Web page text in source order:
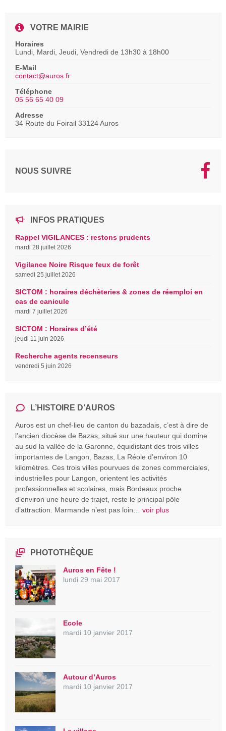
VOTRE MAIRIE
Horaires
Lundi, Mardi, Jeudi, Vendredi de 13h30 à 18h00
E-Mail
contact@auros.fr
Téléphone
05 56 65 40 09
Adresse
34 Route du Foirail 33124 Auros
NOUS SUIVRE
INFOS PRATIQUES
Rappel VIGILANCES : restons prudents
mardi 28 juillet 2026
Vigilance Noire Risque feux de forêt
samedi 25 juillet 2026
SICTOM : horaires déchèteries & zones de réemploi en
cas de canicule
mardi 7 juillet 2026
SICTOM : Horaires d’été
jeudi 11 juin 2026
Recherche agents recenseurs
vendredi 5 juin 2026
L’HISTOIRE D’AUROS
Auros est un chef-lieu de canton du bazadais, c’est à dire de
l’ancien diocèse de Bazas, situé sur une hauteur qui domine
au sud la vallée de la Garonne, équidistant des trois villes
importantes de Langon, Bazas, La Réole d’environ 10
kilomètres. Ces trois villes pourvues de zones commerciales,
industrielles pour Langon, orientent les activités
professionnelles et scolaires, mais Bordeaux proche
d’environ une heure de trajet, reste le principal pôle
d’attraction. Marmande n’est pas loin… voir plus
PHOTOTHÈQUE
Auros en Fête !
lundi 29 mai 2017
Ecole
mardi 10 janvier 2017
Autour d’Auros
mardi 10 janvier 2017